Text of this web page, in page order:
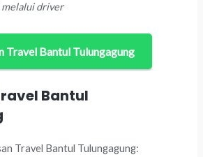
melalui driver
Travel Bantul Tulungagung
Bantul
Travel Bantul Tulungagung: